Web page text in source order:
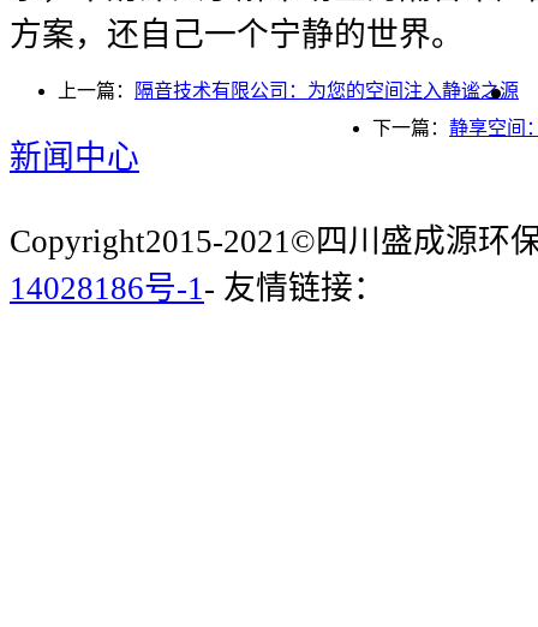
方案，还自己一个宁静的世界。
上一篇：
隔音技术有限公司：为您的空间注入静谧之源
下一篇： 静享空间
新闻中心
Copyright2015-2021©四川盛成源环
14028186号-1 - 友情链接：